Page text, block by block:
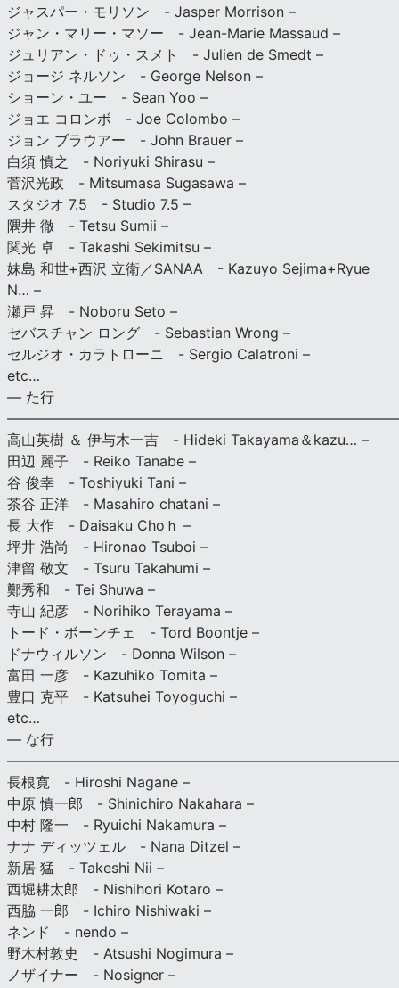
ジャスパー・モリソン - Jasper Morrison –
ジャン・マリー・マソー - Jean-Marie Massaud –
ジュリアン・ドゥ・スメト - Julien de Smedt –
ジョージ ネルソン - George Nelson –
ショーン・ユー - Sean Yoo –
ジョエ コロンボ - Joe Colombo –
ジョン ブラウアー - John Brauer –
白須 慎之 - Noriyuki Shirasu –
菅沢光政 - Mitsumasa Sugasawa –
スタジオ 7.5 - Studio 7.5 –
隅井 徹 - Tetsu Sumii –
関光 卓 - Takashi Sekimitsu –
妹島 和世+西沢 立衛／SANAA - Kazuyo Sejima+Ryue
N… –
瀬戸 昇 - Noboru Seto –
セバスチャン ロング - Sebastian Wrong –
セルジオ・カラトローニ - Sergio Calatroni –
etc…
— た行
高山英樹 ＆ 伊与木一吉 - Hideki Takayama＆kazu… –
田辺 麗子 - Reiko Tanabe –
谷 俊幸 - Toshiyuki Tani –
茶谷 正洋 - Masahiro chatani –
長 大作 - Daisaku Choｈ –
坪井 浩尚 - Hironao Tsuboi –
津留 敬文 - Tsuru Takahumi –
鄭秀和 - Tei Shuwa –
寺山 紀彦 - Norihiko Terayama –
トード・ボーンチェ - Tord Boontje –
ドナウィルソン - Donna Wilson –
富田 一彦 - Kazuhiko Tomita –
豊口 克平 - Katsuhei Toyoguchi –
etc…
— な行
長根寛 - Hiroshi Nagane –
中原 慎一郎 - Shinichiro Nakahara –
中村 隆一 - Ryuichi Nakamura –
ナナ ディッツェル - Nana Ditzel –
新居 猛 - Takeshi Nii –
西堀耕太郎 - Nishihori Kotaro –
西脇 一郎 - Ichiro Nishiwaki –
ネンド - nendo –
野木村敦史 - Atsushi Nogimura –
ノザイナー - Nosigner –